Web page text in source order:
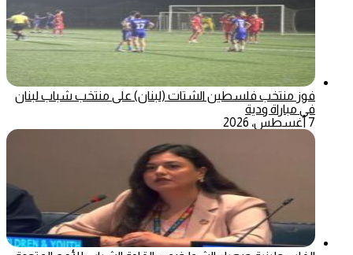
فوز منتخب فلسطين الشتات (لبنان) على منتخب شباب لبنان
في مباراة ودية
7 أغسطس، 2026